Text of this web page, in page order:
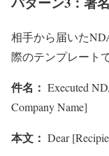
相手から届いた
際のテンプレートで
件名： Executed
Company Name]
本文： Dear